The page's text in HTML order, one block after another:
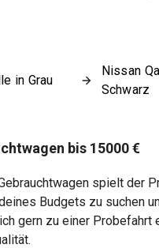
in Grau
Nissan
Schwarz
bis 15000 €
spielt der
Budgets zu suchen
gern zu einer